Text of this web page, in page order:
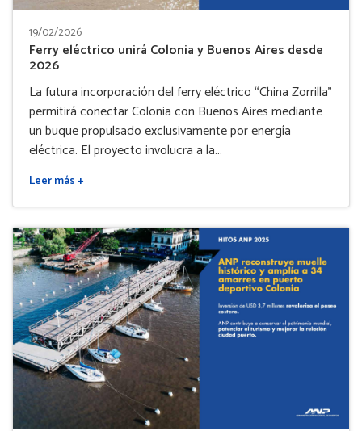
19/02/2026
Ferry eléctrico unirá Colonia y Buenos Aires desde
2026
La futura incorporación del ferry eléctrico “China Zorrilla”
permitirá conectar Colonia con Buenos Aires mediante
un buque propulsado exclusivamente por energía
eléctrica. El proyecto involucra a la...
Leer más +